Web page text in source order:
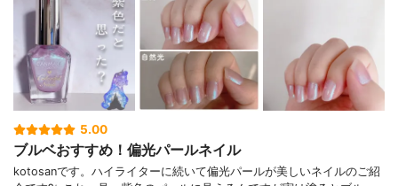
5.00
ブルベおすすめ！偏光パールネイル
kotosanです。ハイライターに続いて偏光パールが美しいネイルのご紹